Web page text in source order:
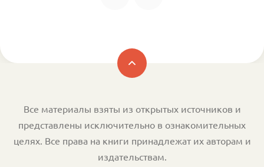
Все материалы взяты из открытых источников и
представлены исключительно в ознакомительных
целях. Все права на книги принадлежат их авторам и
издательствам.